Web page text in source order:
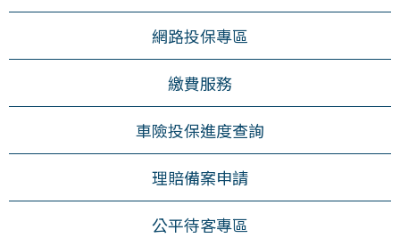
網路投保專區
繳費服務
車險投保進度查詢
理賠備案申請
公平待客專區